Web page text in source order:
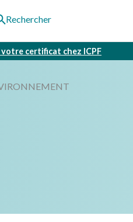
Rechercher
certificat chez ICPF